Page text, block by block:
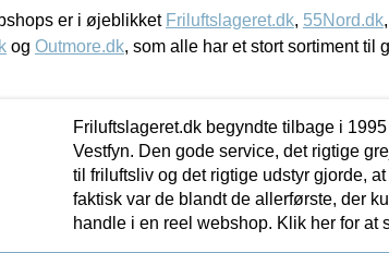
er i øjeblikket Friluftslageret.dk, 55Nord.dk,
og Outmore.dk, som alle har et stort sortiment til
Friluftslageret.dk begyndte tilbage i
Vestfyn. Den gode service, det rigtige
til friluftsliv og det rigtige udstyr gjorde,
faktisk var de blandt de allerførste, der
handle i en reel webshop. Klik her for at